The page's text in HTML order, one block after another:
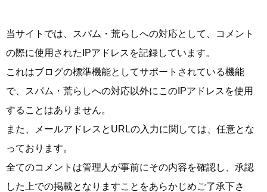
当サイトでは、スパム・荒らしへの対応として、コメント
の際に使用されたIPアドレスを記録しています。
これはブログの標準機能としてサポートされている機能
で、スパム・荒らしへの対応以外にこのIPアドレスを使用
することはありません。
また、メールアドレスとURLの入力に関しては、任意とな
っております。
全てのコメントは管理人が事前にその内容を確認し、承認
した上での掲載となりますことをあらかじめご了承下さ